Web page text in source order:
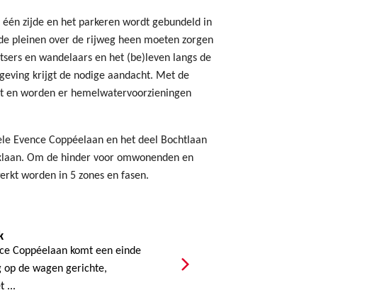
zijde en het parkeren wordt gebundeld in
pleinen over de rijweg heen moeten zorgen
en wandelaars en het (be)leven langs de
krijgt de nodige aandacht. Met de
en worden er hemelwatervoorzieningen
Evence Coppéelaan en het deel Bochtlaan
Om de hinder voor omwonenden en
worden in 5 zones en fasen.
Coppéelaan komt een einde
de wagen gerichte,
...